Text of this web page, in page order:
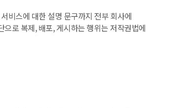
비스에 대한 설명 문구까지 전부 회사에
로 복제, 배포, 게시하는 행위는 저작권법에